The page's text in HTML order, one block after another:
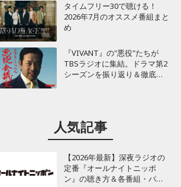
タイムフリー30で聴ける！
2026年7月のオススメ番組まと
め
『VIVANT』の"悪役"たちが
TBSラジオに集結。ドラマ第2
シーズンを振り返り＆徹底考
人気記事
【2026年最新】深夜ラジオの
定番『オールナイトニッポ
ン』の聴き方＆各番組・パー